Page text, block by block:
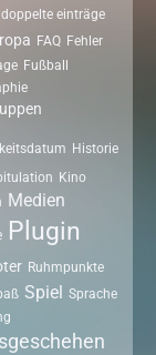
doppelte einträge
FAQ Fehler
Fußball
Historie
Kino
Medien
Plugin
Ruhmpunkte
Spiel Sprache